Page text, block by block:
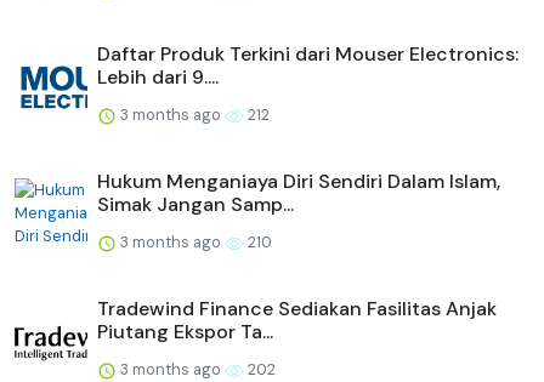
Daftar Produk Terkini dari Mouser Electronics:
Lebih dari 9....
3 months ago 212
Hukum Menganiaya Diri Sendiri Dalam Islam,
Simak Jangan Samp...
3 months ago 210
Tradewind Finance Sediakan Fasilitas Anjak
Piutang Ekspor Ta...
3 months ago 202